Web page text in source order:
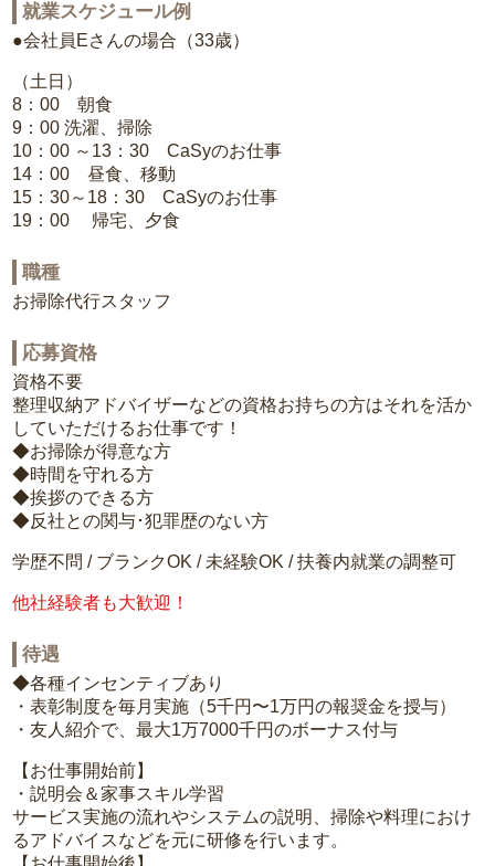
就業スケジュール例
●会社員Eさんの場合（33歳）
（土日）
8：00 朝食
9：00 洗濯、掃除
10：00 ～13：30 CaSyのお仕事
14：00 昼食、移動
15：30～18：30 CaSyのお仕事
19：00 帰宅、夕食
職種
お掃除代行スタッフ
応募資格
資格不要
整理収納アドバイザーなどの資格お持ちの方はそれを活か
していただけるお仕事です！
◆お掃除が得意な方
◆時間を守れる方
◆挨拶のできる方
◆反社との関与･犯罪歴のない方
学歴不問 / ブランクOK / 未経験OK / 扶養内就業の調整可
他社経験者も大歓迎！
待遇
◆各種インセンティブあり
・表彰制度を毎月実施（5千円〜1万円の報奨金を授与）
・友人紹介で、最大1万7000千円のボーナス付与
【お仕事開始前】
・説明会＆家事スキル学習
サービス実施の流れやシステムの説明、掃除や料理におけ
るアドバイスなどを元に研修を行います。